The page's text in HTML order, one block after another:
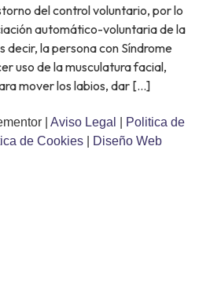
del control voluntario, por lo
automático-voluntaria de la
decir, la persona con Síndrome
uso de la musculatura facial,
mover los labios, dar […]
| Aviso Legal
Politica de
de Cookies Diseño Web